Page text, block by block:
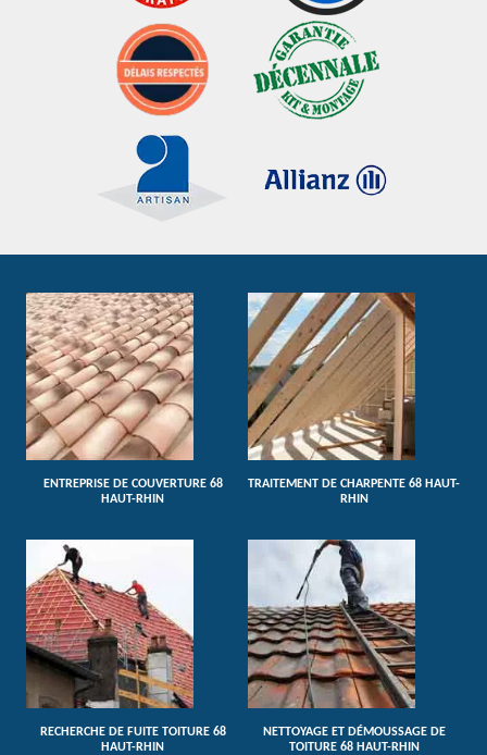
ENTREPRISE DE COUVERTURE 68
HAUT-RHIN
TRAITEMENT DE CHARPENTE 68 HAUT-
RHIN
RECHERCHE DE FUITE TOITURE 68
HAUT-RHIN
NETTOYAGE ET DÉMOUSSAGE DE
TOITURE 68 HAUT-RHIN